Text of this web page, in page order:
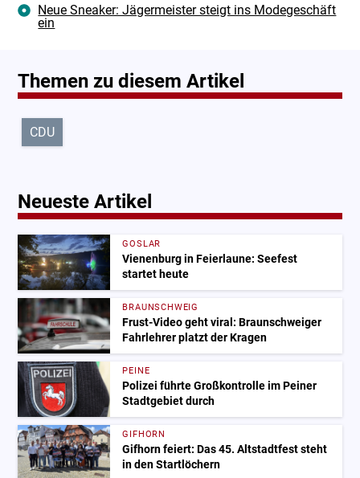
Neue Sneaker: Jägermeister steigt ins Modegeschäft
ein
Themen zu diesem Artikel
CDU
Neueste Artikel
GOSLAR
Vienenburg in Feierlaune: Seefest
startet heute
BRAUNSCHWEIG
Frust-Video geht viral: Braunschweiger
Fahrlehrer platzt der Kragen
PEINE
Polizei führte Großkontrolle im Peiner
Stadtgebiet durch
GIFHORN
Gifhorn feiert: Das 45. Altstadtfest steht
in den Startlöchern